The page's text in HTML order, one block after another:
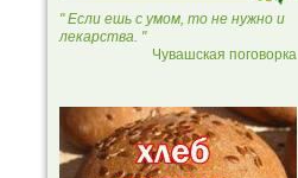
" Если ешь с умом, то не нужно и
лекарства. "
Чувашская поговорка